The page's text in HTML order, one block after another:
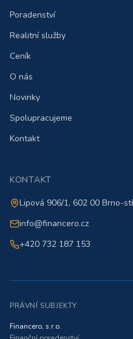
Poradenství
Realitní služby
Ceník
O nás
Novinky
Spolupracujeme
Kontakt
KONTAKT
Lipová 906/1, 602 00 Brno-
info@financero.cz
+420 732 187 153
PRÁVNÍ SUBJEKTY
Financero, s.r.o.